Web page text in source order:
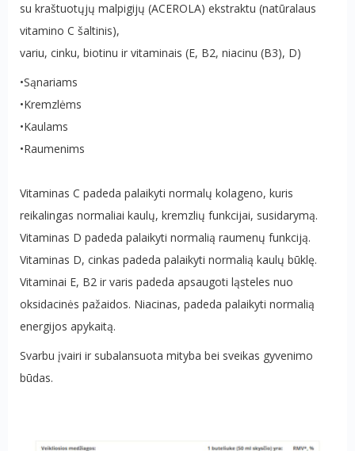
su kraštuotųjų malpigijų (ACEROLA) ekstraktu (natūralaus
vitamino C šaltinis),
variu, cinku, biotinu ir vitaminais (E, B2, niacinu (B3), D)
•Sąnariams
•Kremzlėms
•Kaulams
•Raumenims
Vitaminas C padeda palaikyti normalų kolageno, kuris
reikalingas normaliai kaulų, kremzlių funkcijai, susidarymą.
Vitaminas D padeda palaikyti normalią raumenų funkciją.
Vitaminas D, cinkas padeda palaikyti normalią kaulų būklę.
Vitaminai E, B2 ir varis padeda apsaugoti ląsteles nuo
oksidacinės pažaidos. Niacinas, padeda palaikyti normalią
energijos apykaitą.
Svarbu įvairi ir subalansuota mityba bei sveikas gyvenimo
būdas.